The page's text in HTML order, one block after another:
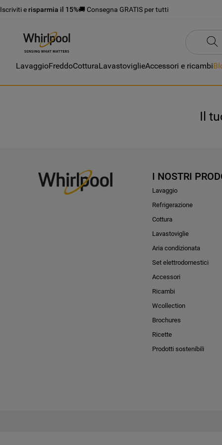
Iscriviti e risparmia il 15%🚚 Consegna GRATIS per tutti
LavaggioFreddoCotturaLavastoviglieAccessori e ricambi
Il
I NOSTRI
Lavaggio
Refrigerazione
Cottura
Lavastoviglie
Aria condizionata
Set elettrodomestici
Accessori
Ricambi
Wcollection
Brochures
Ricette
Prodotti sostenibili